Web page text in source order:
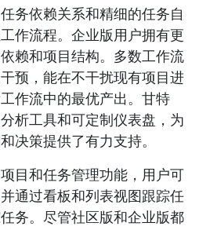
务依赖关系和精细的任务自
作流程。企业版用户拥有更
赖和项目结构。多数工作流
预，能在不干扰现有项目进
作流中的最优产出。甘特
析工具和可定制仪表盘，为
决策提供了有力支持。
目和任务管理功能，用户可
通过看板和列表视图跟踪任
务。尽管社区版和企业版都